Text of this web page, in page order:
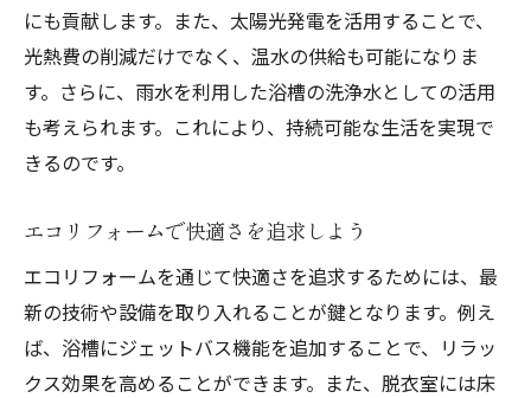
鳥取市広岡で実現するエコ浴室リフォーム
広岡のリフォーム成功事例
エコな浴室改装の具体例紹介
お風呂をエコにする最新情報
快適さを保つエコ改装方法
エコなお風呂空間を鳥取市で叶える方法
広岡でのエコリフォーム事例
お風呂空間を快適にする秘訣
にも貢献します。また、太陽光発電を活用することで、
光熱費の削減だけでなく、温水の供給も可能になりま
す。さらに、雨水を利用した浴槽の洗浄水としての活用
も考えられます。これにより、持続可能な生活を実現で
きるのです。
エコリフォームで快適さを追求しよう
エコリフォームを通じて快適さを追求するためには、最
新の技術や設備を取り入れることが鍵となります。例え
ば、浴槽にジェットバス機能を追加することで、リラッ
クス効果を高めることができます。また、脱衣室には床